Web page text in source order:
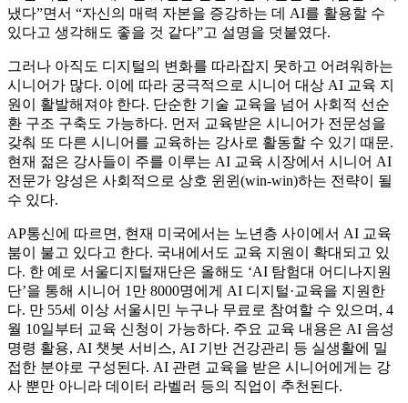
냈다”면서 “자신의 매력 자본을 증강하는 데 AI를 활용할 수
있다고 생각해도 좋을 것 같다”고 설명을 덧붙였다.
그러나 아직도 디지털의 변화를 따라잡지 못하고 어려워하는
시니어가 많다. 이에 따라 궁극적으로 시니어 대상 AI 교육 지
원이 활발해져야 한다. 단순한 기술 교육을 넘어 사회적 선순
환 구조 구축도 가능하다. 먼저 교육받은 시니어가 전문성을
갖춰 또 다른 시니어를 교육하는 강사로 활동할 수 있기 때문.
현재 젊은 강사들이 주를 이루는 AI 교육 시장에서 시니어 AI
전문가 양성은 사회적으로 상호 윈윈(win-win)하는 전략이 될
수 있다.
AP통신에 따르면, 현재 미국에서는 노년층 사이에서 AI 교육
붐이 불고 있다고 한다. 국내에서도 교육 지원이 확대되고 있
다. 한 예로 서울디지털재단은 올해도 ‘AI 탐험대 어디나지원
단’을 통해 시니어 1만 8000명에게 AI 디지털·교육을 지원한
다. 만 55세 이상 서울시민 누구나 무료로 참여할 수 있으며, 4
월 10일부터 교육 신청이 가능하다. 주요 교육 내용은 AI 음성
명령 활용, AI 챗봇 서비스, AI 기반 건강관리 등 실생활에 밀
접한 분야로 구성된다. AI 관련 교육을 받은 시니어에게는 강
사 뿐만 아니라 데이터 라벨러 등의 직업이 추천된다.